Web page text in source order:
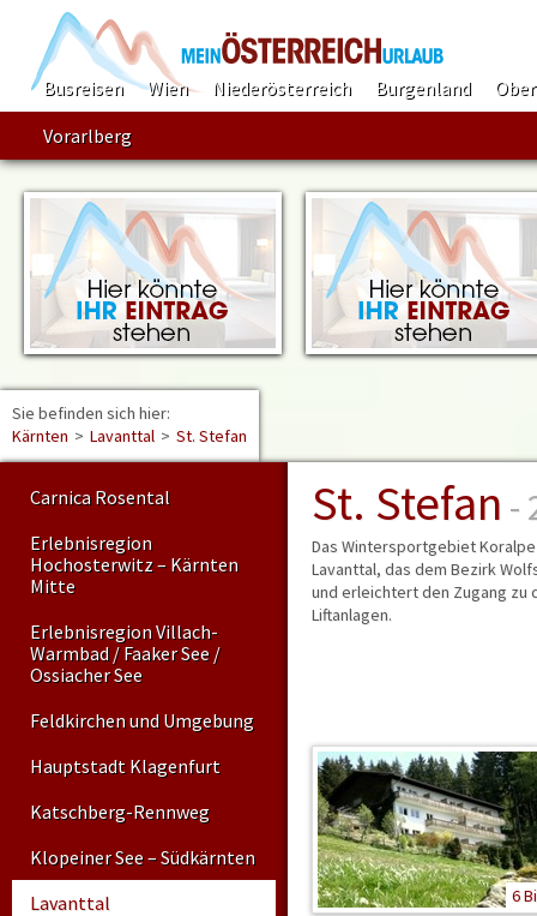
Busreisen Wien Niederösterreich Burgenland
Vorarlberg
Sie befinden sich hier:
Kärnten > Lavanttal > St. Stefan
Carnica Rosental
Erlebnisregion
Hochosterwitz – Kärnten
Mitte
Erlebnisregion Villach-
Warmbad / Faaker See /
Ossiacher See
Feldkirchen und Umgebung
Hauptstadt Klagenfurt
Katschberg-Rennweg
Klopeiner See – Südkärnten
Lavanttal
St. Stefan -
Das Wintersportgebiet
Lavanttal, das dem Bezirk
und erleichtert den Zugang zu
Liftanlagen.
6